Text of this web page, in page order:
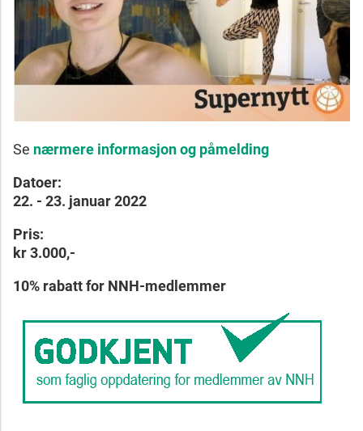
Se nærmere informasjon og påmelding
Datoer:
22. - 23. januar 2022
Pris:
kr 3.000,-
10% rabatt for NNH-medlemmer